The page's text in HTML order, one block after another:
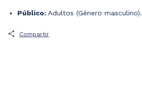
Público: Adultos (Género masculino).
Compartir